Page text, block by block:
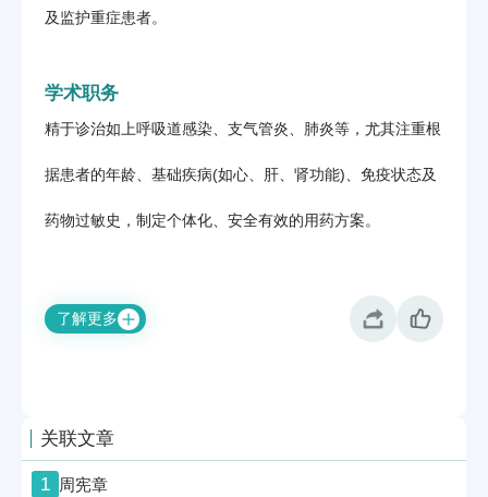
及监护重症患者。
学术职务
精于诊治如上呼吸道感染、支气管炎、肺炎等，尤其注重根
据患者的年龄、基础疾病(如心、肝、肾功能)、免疫状态及
药物过敏史，制定个体化、安全有效的用药方案。
了解更多
关联文章
1 周宪章